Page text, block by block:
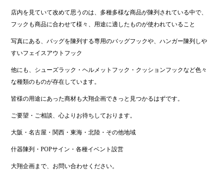
店内を見ていて改めて思うのは、多種多様な商品が陳列されている中で、
フックも商品に合わせて様々、用途に適したものが使われていること
写真にある、バッグを陳列する専用のバッグフックや、ハンガー陳列しや
すいフェイスアウトフック
他にも、シューズラック・ヘルメットフック・クッションフックなど色々
な種類のものが存在しています。
皆様の用途にあった商材も大翔企画できっと見つかるはずです。
ご要望・ご相談、心よりお待ちしております。
大阪・名古屋・関西・東海・北陸・その他地域
什器陳列・POPサイン・各種イベント設営
大翔企画まで、お問い合わせください。